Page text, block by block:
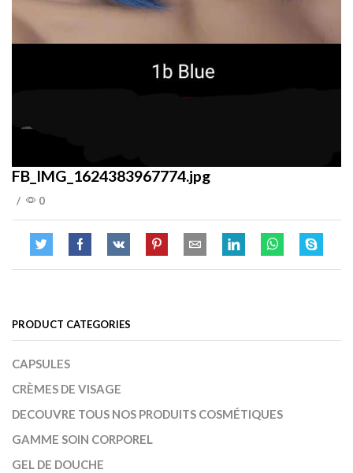
FB_IMG_1624383967774.jpg
/ 0
PRODUCT CATEGORIES
CAPSULES
CRÈMES DE VISAGE
DECOUVRE TOUS NOS PRODUITS COSMÉTIQUES
GAMME SOIN CORPOREL
GEL DE DOUCHE